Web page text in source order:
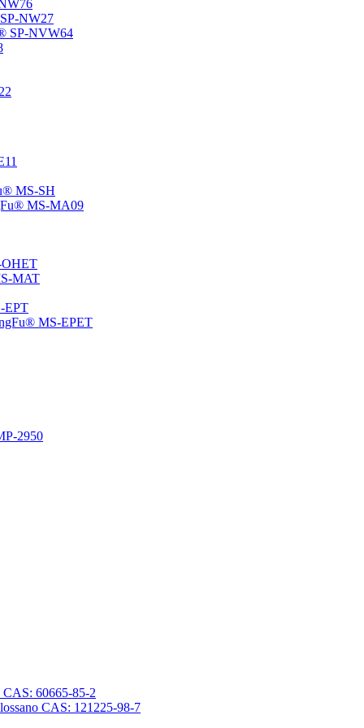
NW27
SP-NVW64
MS-SH
MS-MA09
OHET
MAT
EPT
MS-EPET
2950
CAS: 60665-85-2
CAS: 121225-98-7